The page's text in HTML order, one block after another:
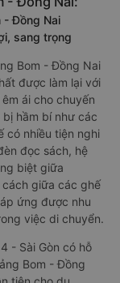
- Đồng Nai
sang trọng
Bom - Đồng Nai
được làm lại với
ái cho chuyến
hầm bí như các
có nhiều tiện nghi
đọc sách, hệ
biệt giữa
cách giữa các ghế
ứng được nhu
việc di chuyển.
- Sài Gòn có hỗ
Bom - Đồng